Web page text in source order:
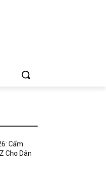
Cẩm
Cho Dân